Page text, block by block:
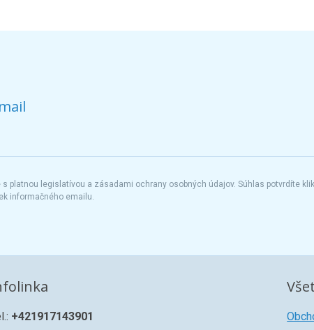
platnou legislatívou a zásadami ochrany osobných údajov. Súhlas potvrdíte
informačného emailu.
+421917143901